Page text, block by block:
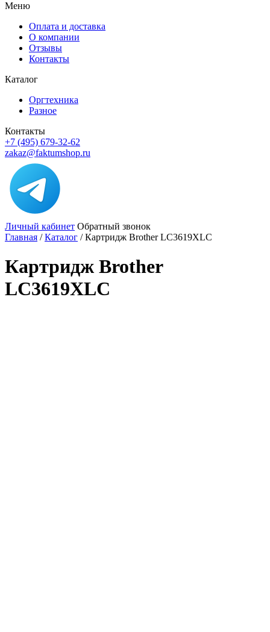
Меню
Оплата и доставка
О компании
Отзывы
Контакты
Каталог
Оргтехника
Разное
Контакты
+7 (495) 679-32-62
zakaz@faktumshop.ru
Личный кабинет Обратный звонок
Главная /Каталог /Картридж Brother LC3619XLC
Картридж Brother
LC3619XLC